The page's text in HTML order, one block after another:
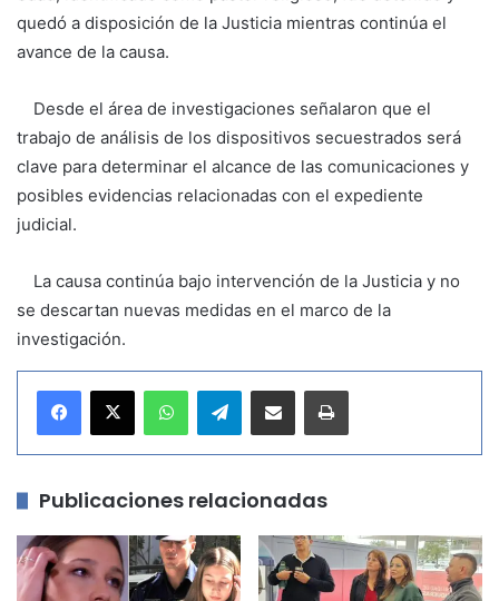
quedó a disposición de la Justicia mientras continúa el
avance de la causa.
Desde el área de investigaciones señalaron que el
trabajo de análisis de los dispositivos secuestrados será
clave para determinar el alcance de las comunicaciones y
posibles evidencias relacionadas con el expediente
judicial.
La causa continúa bajo intervención de la Justicia y no
se descartan nuevas medidas en el marco de la
investigación.
Telegram
Publicaciones relacionadas